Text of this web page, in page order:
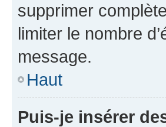
supprimer
limiter le nombre
message.
Haut
Puis-je insérer